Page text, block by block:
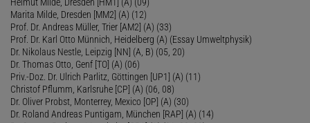
Marita Milde, Dresden [MM2] (A) (12)
Prof. Dr. Andreas Müller, Trier [AM2] (A) (33)
Prof. Dr. Karl Otto Münnich, Heidelberg (A) (Essay Umweltphysik)
Dr. Nikolaus Nestle, Leipzig [NN] (A, B) (05, 20)
Dr. Thomas Otto, Genf [TO] (A) (06)
Priv.-Doz. Dr. Ulrich Parlitz, Göttingen [UP1] (A) (11)
Christof Pflumm, Karlsruhe [CP] (A) (06, 08)
Dr. Oliver Probst, Monterrey, Mexico [OP] (A) (30)
Dr. Roland Andreas Puntigam, München [RAP] (A) (14)